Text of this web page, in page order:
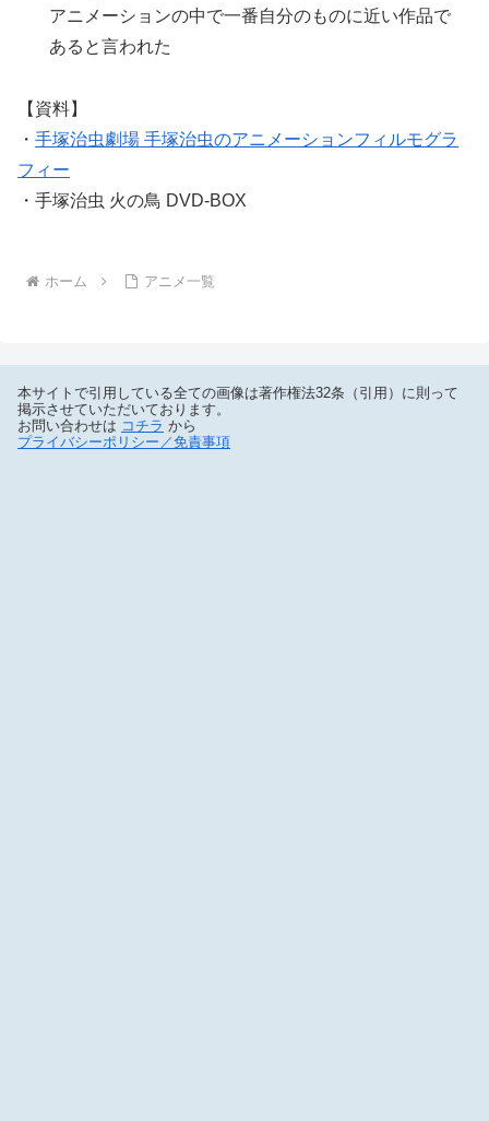
アニメーションの中で一番自分のものに近い作品で
あると言われた
【資料】
・ 手塚治虫劇場 手塚治虫のアニメーションフィルモグラ
フィー
・手塚治虫 火の鳥 DVD-BOX
ホーム アニメ一覧
本サイトで引用している全ての画像は著作権法32条（引用）に則って
掲示させていただいております。
お問い合わせは コチラ から
プライバシーポリシー／免責事項